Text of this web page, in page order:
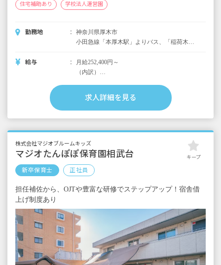
＜モデル年収例＞※短大卒（2年制）
29歳／入社10年目／年収3,810,473円
住宅補助あり 学校法人運営園
勤務地
神奈川県厚木市
小田急線「本厚木駅」よりバス、「稲荷木」
給与
月給252,400円～
（内訳）
諸手当 58,000円（調整金、研修手当、特別
手当、初任給調整手当、処遇改善手当）
＜別途支給手当＞
■交通費全額支給
■住宅手当 月上限30,000円（学院規定によ
■時間外手当
■昇給年1回（4月）昨年実績：2,400円※学院
■賞与年2回（7月／12月）昨年実績：計4.3カ
月分※1年目は2.9カ月分
＜年収例＞
21歳／入社1年目／短大・専門卒／年収
3,380,000円
求人詳細を見る
株式会社マジオブルームキッズ
マジオたんぽぽ保育園相武台
新卒保育士 正社員
キープ
担任補佐から、OJTや豊富な研修でステップアップ！宿舎借
上げ制度あり